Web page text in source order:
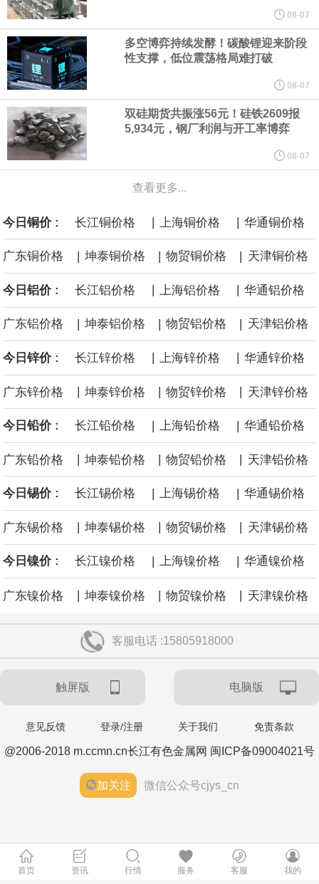
纽约期银突破64美元/盎司，日内涨3.91%。
据报道，威刚近日在法说会上表示，在需求增加、价格走高及货源
稳定的三大有利因素带动下，预期第3季度营运将优于第2季度，并
进一步扩大全年营运成果。
美国国会预算办公室（CBO）于当地时间5日发布报告称，美国海军
计划建造的15艘核动力“特朗普级”（Trump-class）战列舰，从研发
到采购的总费用可能高达2750亿美元，为美国有史以来最昂贵的水
面战舰项目之一。 根据CBO的初步估算，首舰造价约234亿美元，
后续14艘平均每艘约180亿美元。
黄金价格有望录得自今年1月以来最大单周涨幅。油价走弱为金价提
供支撑，同时投资者正等待美国非农就业数据，以寻找美国利率前
景的线索。StoneX高级分析师马特·辛普森表示，中东和平前景改善
海力士：龙仁工厂将生产高带宽内存（HBM）及其他下一代动态随
机存取存储器（DRAM）。
08-07
多空博弈持续发酵！碳酸锂迎来阶段
性支撑，低位震荡格局难打破
08-07
双硅期货共振涨56元！硅铁2609报
5,934元，钢厂利润与开工率博弈
08-07
查看更多...
今日铜价 : 长江铜价格 | 上海铜价格 | 华通铜价格
广东铜价格 | 坤泰铜价格 | 物贸铜价格 | 天津铜价格
今日铝价 : 长江铝价格 上海铝价格 华通铝价格
广东铝价格 | 坤泰铝价格 | 物贸铝价格 | 天津铝价格
今日锌价 : 长江锌价格 上海锌价格 华通锌价格
广东锌价格 | 坤泰锌价格 | 物贸锌价格 | 天津锌价格
今日铅价 : 长江铅价格 | 上海铅价格 | 华通铅价格
广东铅价格 坤泰铅价格 物贸铅价格 天津铅价格
今日锡价 : 长江锡价格 | 上海锡价格 | 华通锡价格
广东锡价格 坤泰锡价格 物贸锡价格 天津锡价格
今日镍价 : 长江镍价格 | 上海镍价格 | 华通镍价格
广东镍价格 | 坤泰镍价格 | 物贸镍价格 | 天津镍价格
客服电话 :15805918000
触屏版 电脑版
意见反馈 登录/注册 关于我们 免责条款
@2006-2018 m.ccmn.cn长江有色金属网 闽ICP备09004021号
加关注 微信公众号cjys_cn
首页 资讯 行情 服务 客服 我的